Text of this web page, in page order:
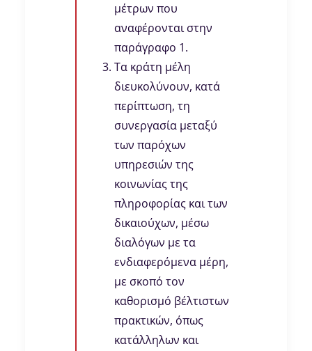
μέτρων που
αναφέρονται στην
παράγραφο 1.
Τα κράτη μέλη
διευκολύνουν, κατά
περίπτωση, τη
συνεργασία μεταξύ
των παρόχων
υπηρεσιών της
κοινωνίας της
πληροφορίας και των
δικαιούχων, μέσω
διαλόγων με τα
ενδιαφερόμενα μέρη,
με σκοπό τον
καθορισμό βέλτιστων
πρακτικών, όπως
κατάλληλων και